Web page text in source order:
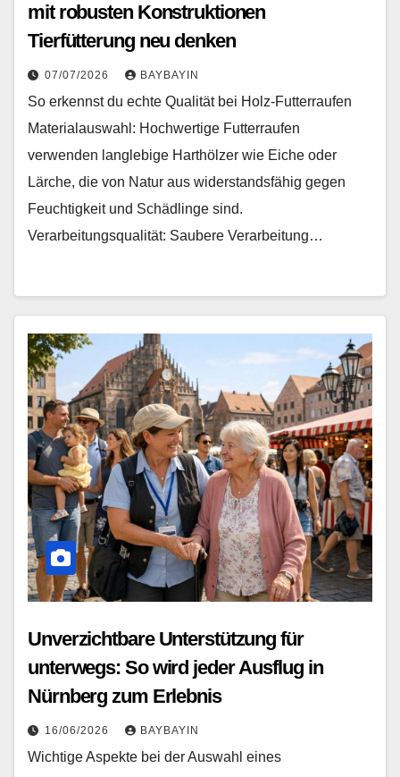
mit robusten Konstruktionen
Tierfütterung neu denken
07/07/2026 BAYBAYIN
So erkennst du echte Qualität bei Holz-Futterraufen
Materialauswahl: Hochwertige Futterraufen
verwenden langlebige Harthölzer wie Eiche oder
Lärche, die von Natur aus widerstandsfähig gegen
Feuchtigkeit und Schädlinge sind.
Verarbeitungsqualität: Saubere Verarbeitung…
Unverzichtbare Unterstützung für
unterwegs: So wird jeder Ausflug in
Nürnberg zum Erlebnis
16/06/2026 BAYBAYIN
Wichtige Aspekte bei der Auswahl eines